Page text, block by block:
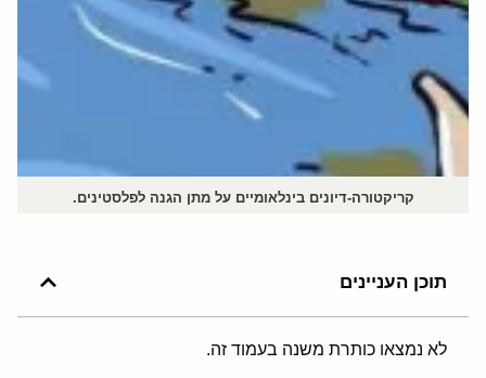
קריקטורה-דיונים בינלאומיים על מתן הגנה לפלסטינים.
תוכן העניינים
לא נמצאו כותרת משנה בעמוד זה.